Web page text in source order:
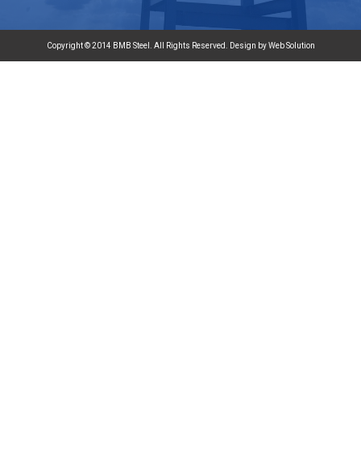
Copyright © 2014 BMB Steel. All Rights Reserved. Design by Web Solution